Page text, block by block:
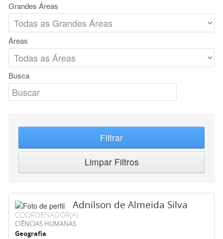
Grandes Áreas
Áreas
Busca
Filtrar
Limpar Filtros
Adnilson de Almeida Silva
COORDENADOR(A)
CIÊNCIAS HUMANAS
Geografia